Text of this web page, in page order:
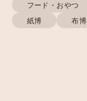
フード・おやつ
紙博
布博